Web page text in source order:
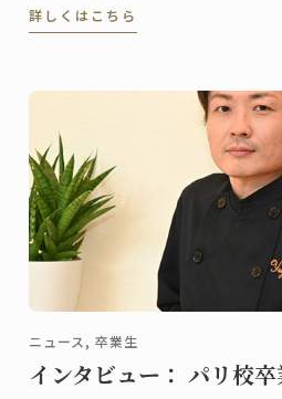
既に評判、地元客はもちろん、
詳しくはこちら
ニュース, 卒業生
インタビュー： パリ校